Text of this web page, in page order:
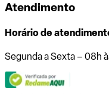
Atendimento
Horário de
Segunda a Sexta – 08h